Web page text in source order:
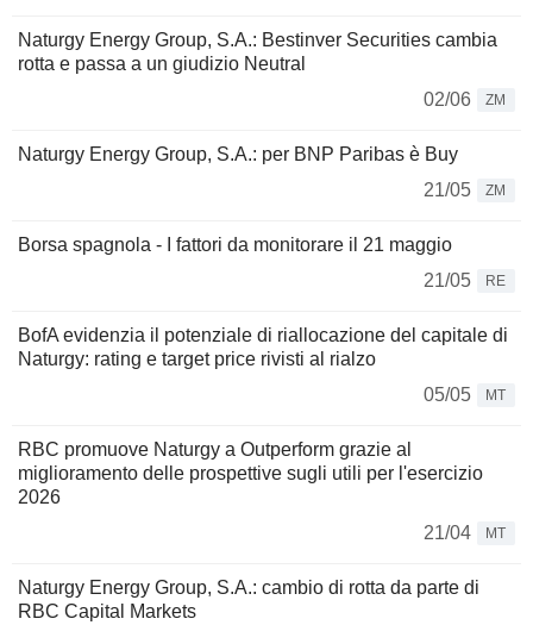
Naturgy Energy Group, S.A.: Bestinver Securities cambia
rotta e passa a un giudizio Neutral
02/06
ZM
Naturgy Energy Group, S.A.: per BNP Paribas è Buy
21/05
ZM
Borsa spagnola - I fattori da monitorare il 21 maggio
21/05
RE
BofA evidenzia il potenziale di riallocazione del capitale di
Naturgy: rating e target price rivisti al rialzo
05/05
MT
RBC promuove Naturgy a Outperform grazie al
miglioramento delle prospettive sugli utili per l'esercizio
2026
21/04
MT
Naturgy Energy Group, S.A.: cambio di rotta da parte di
RBC Capital Markets